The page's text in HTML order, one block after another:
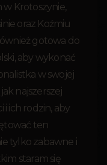
Krotoszynie,
oraz Koźmiu
gotowa do
aby wykonać
w swojej
najszerszej
ich rodzin, aby
ten
tylko zabawne i
staram się